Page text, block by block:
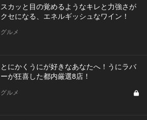
スカッと目の覚めるようなキレと力強さが
クセになる、エネルギッシュなワイン！
グルメ
とにかくうにが好きなあなたへ！うにラバ
ーが狂喜した都内厳選8店！
グルメ